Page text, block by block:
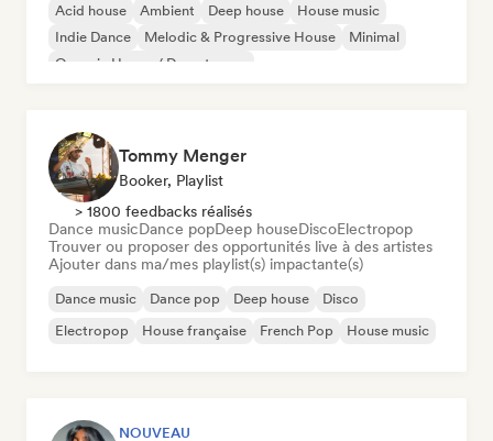
Acid house Ambient Deep house
House music
Indie Dance
Melodic & Progressive House
Minimal
Organic House / Downtempo
Tommy Menger
Booker, Playlist
> 1800 feedbacks réalisés
Dance musicDance popDeep houseDiscoElectropop
Trouver ou proposer des opportunités live à des artistes
Ajouter dans ma/mes playlist(s) impactante(s)
Dance music Dance pop Deep house
Disco
Electropop
House française French Pop House music
NOUVEAU